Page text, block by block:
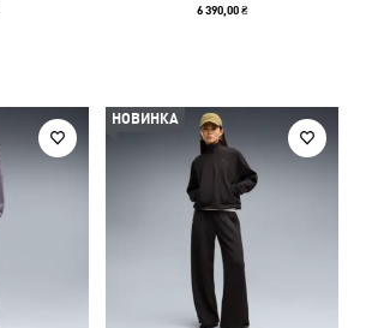
6 390,00 ₴
НОВИНКА